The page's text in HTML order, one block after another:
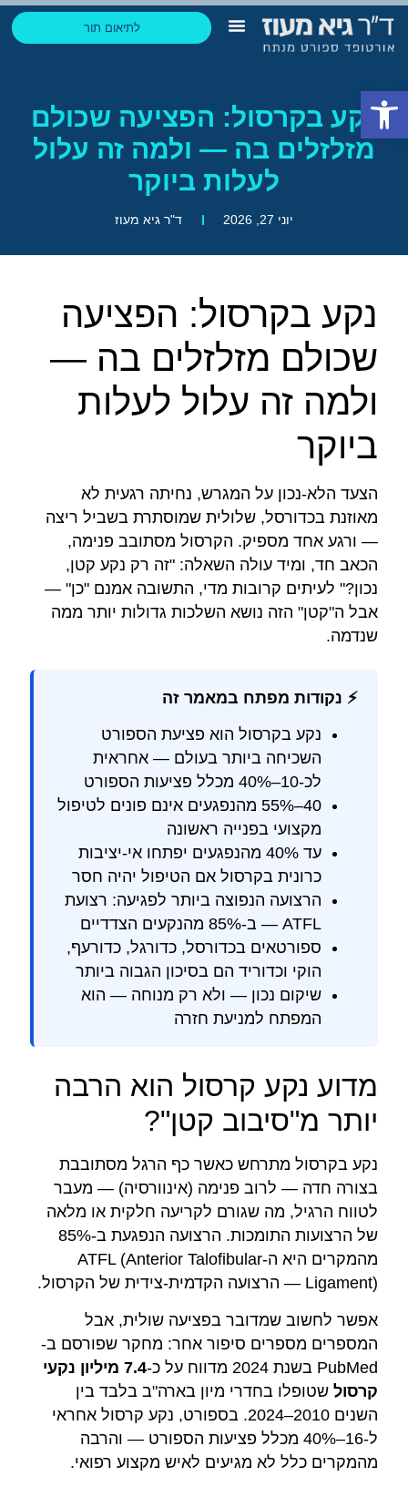
לתיאום תור
נקע בקרסול: הפציעה שכולם
מזלזלים בה — ולמה זה עלול
לעלות ביוקר
יוני 27, 2026 ד"ר גיא מעוז
נקע בקרסול: הפציעה
שכולם מזלזלים בה —
ולמה זה עלול לעלות
ביוקר
הצעד הלא-נכון על המגרש, נחיתה רגעית לא
מאוזנת בכדורסל, שלולית שמוסתרת בשביל ריצה
— ורגע אחד מספיק. הקרסול מסתובב פנימה,
הכאב חד, ומיד עולה השאלה: "זה רק נקע קטן,
נכון?" לעיתים קרובות מדי, התשובה אמנם "כן" —
אבל ה"קטן" הזה נושא השלכות גדולות יותר ממה
שנדמה.
⚡ נקודות מפתח במאמר זה
נקע בקרסול הוא פציעת הספורט
השכיחה ביותר בעולם — אחראית
לכ-10–40% מכלל פציעות הספורט
40–55% מהנפגעים אינם פונים לטיפול
מקצועי בפנייה ראשונה
עד 40% מהנפגעים יפתחו אי-יציבות
כרונית בקרסול אם הטיפול יהיה חסר
הרצועה הנפוצה ביותר לפגיעה: רצועת
ATFL — ב-85% מהנקעים הצדדיים
ספורטאים בכדורסל, כדורגל, כדורעף,
הוקי וכדוריד הם בסיכון הגבוה ביותר
שיקום נכון — ולא רק מנוחה — הוא
המפתח למניעת חזרה
מדוע נקע קרסול הוא הרבה
יותר מ"סיבוב קטן"?
נקע בקרסול מתרחש כאשר כף הרגל מסתובבת
בצורה חדה — לרוב פנימה (אינוורסיה) — מעבר
לטווח הרגיל, מה שגורם לקריעה חלקית או מלאה
של הרצועות התומכות. הרצועה הנפגעת ב-85%
מהמקרים היא ה-ATFL (Anterior Talofibular
Ligament) — הרצועה הקדמית-צידית של הקרסול.
אפשר לחשוב שמדובר בפציעה שולית, אבל
המספרים מספרים סיפור אחר: מחקר שפורסם ב-
PubMed בשנת 2024 מדווח על כ-
7.4 מיליון נקעי
קרסול שטופלו בחדרי מיון בארה"ב בלבד בין
השנים 2010–2024. בספורט, נקע קרסול אחראי
ל-16–40% מכלל פציעות הספורט — והרבה
מהמקרים כלל לא מגיעים לאיש מקצוע רפואי.
פתח סרגל נגישות